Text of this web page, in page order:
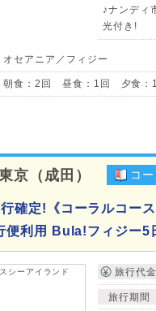
♪ナンディ
光付き!
オセアニア／フィジー
朝食：2回 昼食：1回 夕食：
京（成田） コ
確定!《コーラルコー
便利用 Bula!フィジー5
旅行代金
旅行期間